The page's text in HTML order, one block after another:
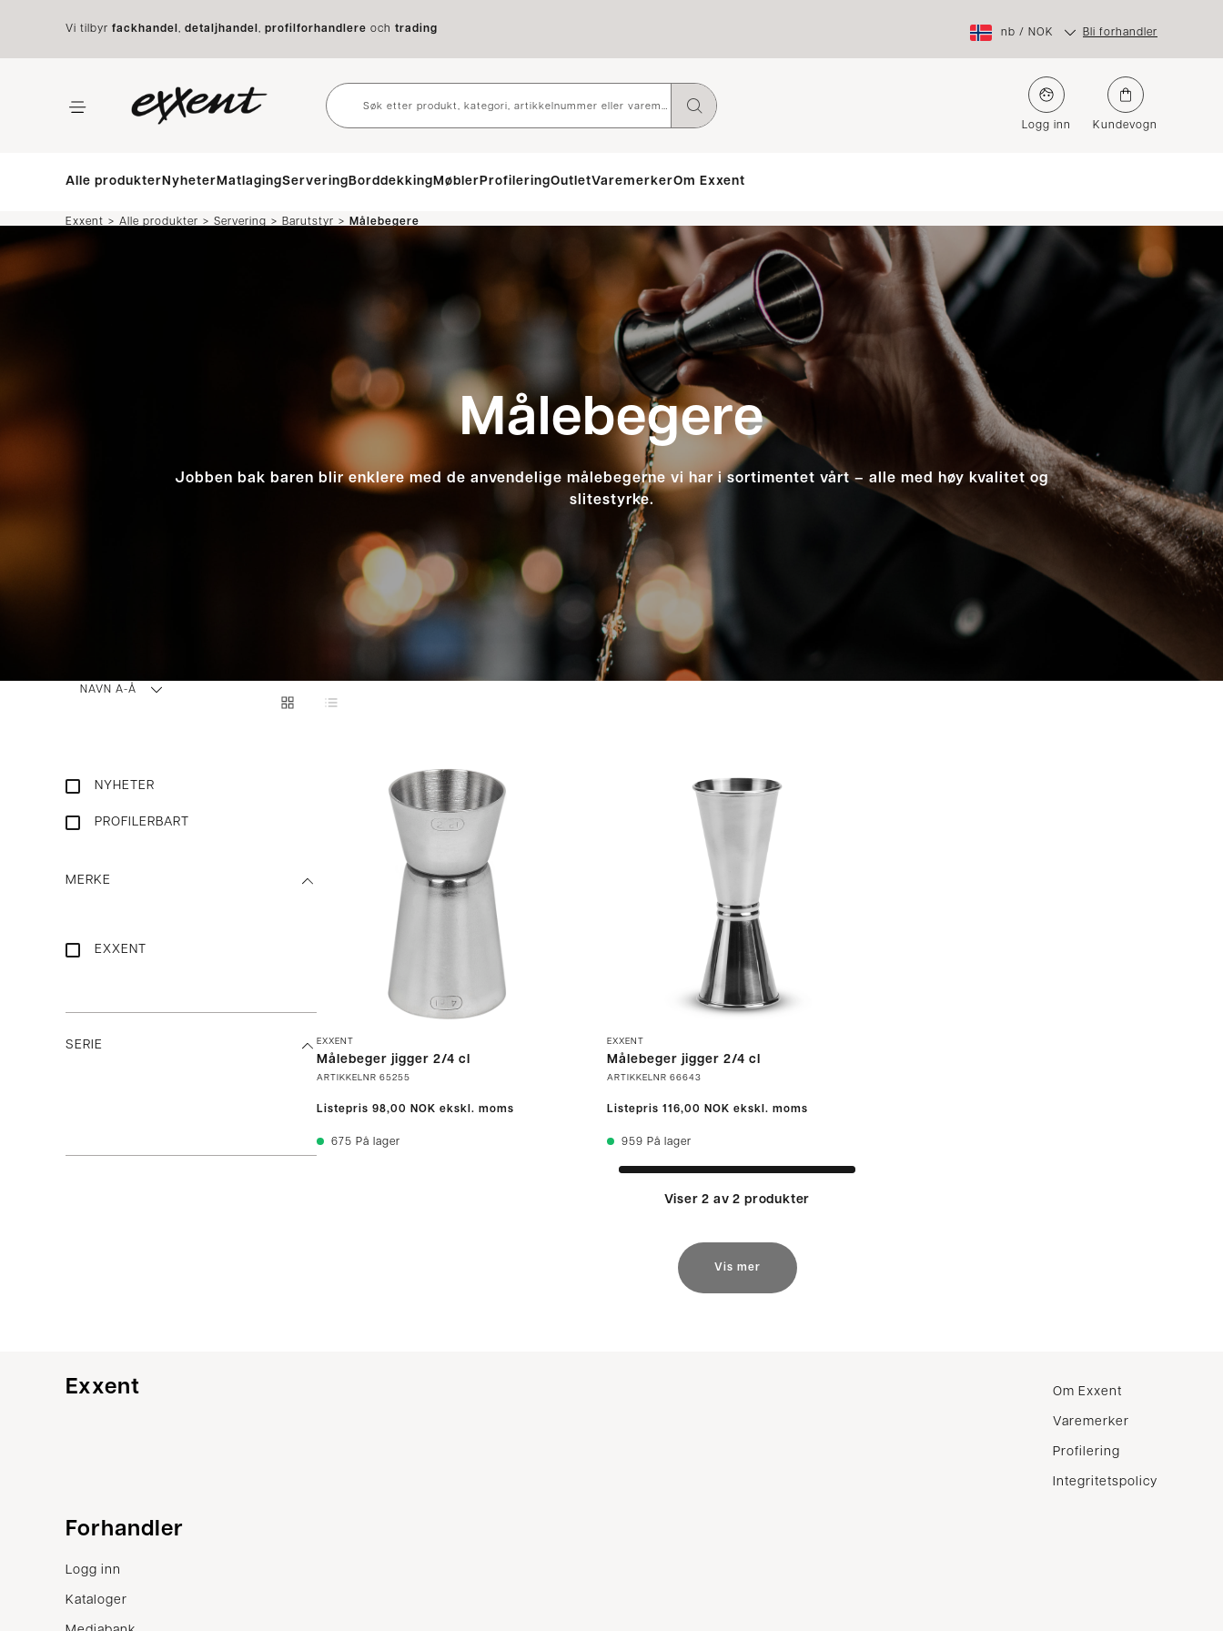
Vi tilbyr fackhandel , detaljhandel , profilforhandlere och trading nb / NOK Bli forhandler
Logg inn Kundevogn
Alle produkterNyheterMatlagingServeringBorddekkingMøblerProfileringOutletVaremerkerOm Exxent
Exxent > Alle produkter > Servering > Barutstyr > Målebegere
Målebegere
Jobben bak baren blir enklere med de anvendelige målebegerne vi har i sortimentet vårt – alle med høy kvalitet og
slitestyrke.
NAVN A-Å
NYHETER
PROFILERBART
MERKE
EXXENT
SERIE EXXENT
Målebeger jigger 2/4 cl
ARTIKKELNR 65255
Listepris 98,00 NOK ekskl. moms
675 På lager
EXXENT
Målebeger jigger 2/4 cl
ARTIKKELNR 66643
Listepris 116,00 NOK ekskl. moms
959 På lager
Viser 2 av 2 produkter
Vis mer
Exxent Om Exxent
Varemerker
Profilering
Integritetspolicy
Kundeservice
Kontakt oss
Vilkår
Forhandler
Logg inn
Kataloger